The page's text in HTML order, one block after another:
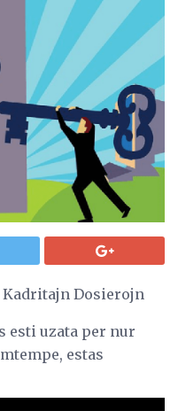
Dosierojn
esti uzata per nur
estas